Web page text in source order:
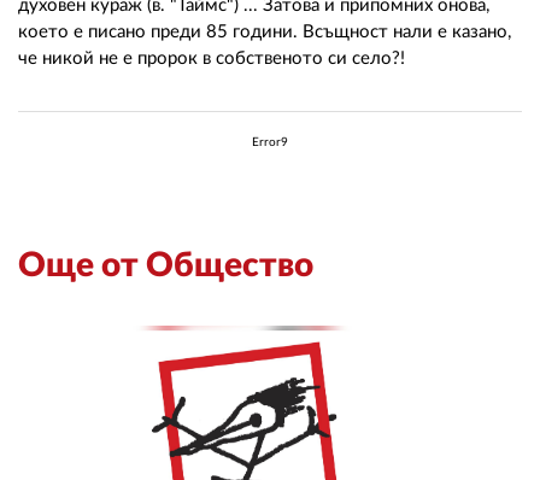
духовен кураж (в. "Таймс") ... Затова и припомних онова,
което е писано преди 85 години. Всъщност нали е казано,
че никой не е пророк в собственото си село?!
Error9
Още от Общество